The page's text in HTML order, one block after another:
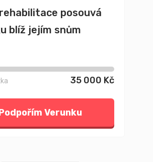
posouvá
blíž jejím snům
35 000 Kč
Verunku